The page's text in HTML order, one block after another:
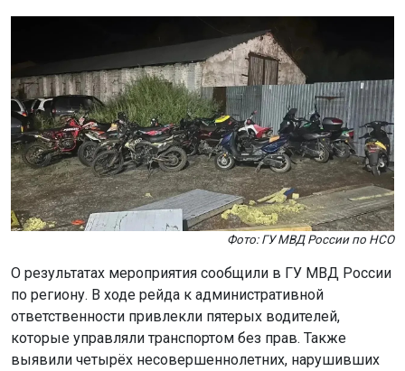
Фото: ГУ МВД России по НСО
О результатах мероприятия сообщили в ГУ МВД России
по региону. В ходе рейда к административной
ответственности привлекли пятерых водителей,
которые управляли транспортом без прав. Также
выявили четырёх несовершеннолетних, нарушивших